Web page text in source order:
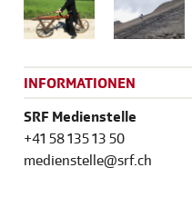
INFORMATIONEN
SRF Medienstelle
+41 58 135 13 50
medienstelle@srf.ch